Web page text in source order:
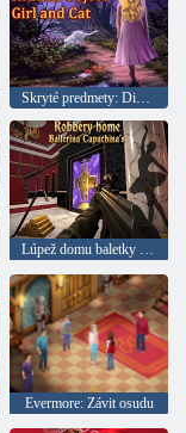
Skryté predmety: Dievča a mačka
Lúpež domu baletky Cappucciny
Evermore: Závit osudu